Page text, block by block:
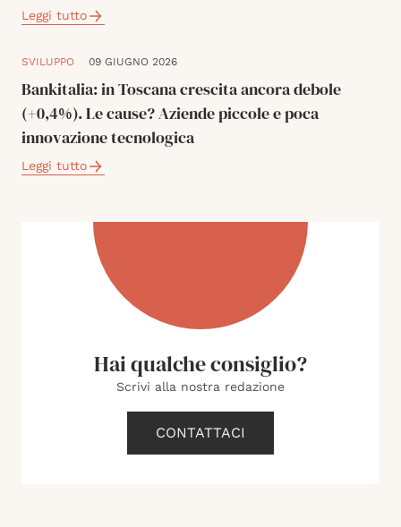
Leggi tutto
SVILUPPO 09 GIUGNO 2026
Bankitalia: in Toscana crescita ancora debole
(+0,4%). Le cause? Aziende piccole e poca
innovazione tecnologica
Leggi tutto
Hai qualche consiglio?
Scrivi alla nostra redazione
CONTATTACI